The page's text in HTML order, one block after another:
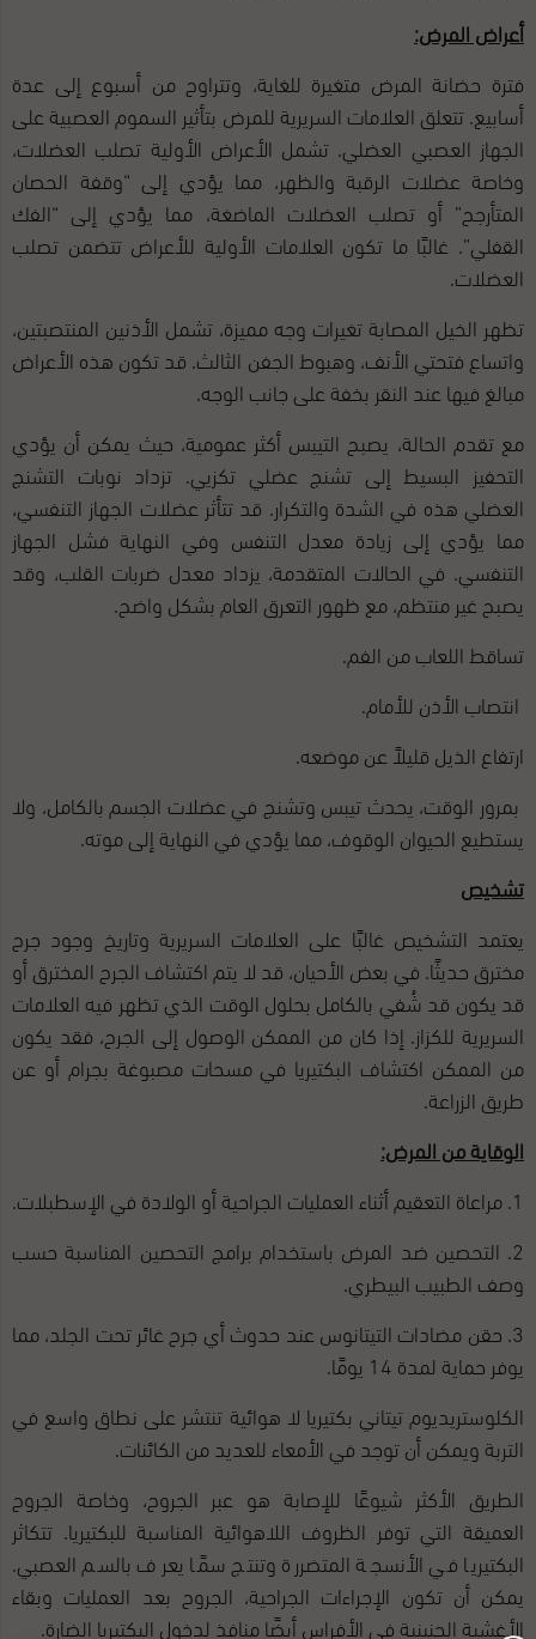
أعراض المرض:
فترة حضانة المرض متغيرة للغاية، وتتراوح من أسبوع إلى عدة
أسابيع. تتعلق العلامات السريرية للمرض بتأثير السموم العصبية على
الجهاز العصبي العضلي. تشمل الأعراض الأولية تصلب العضلات،
وخاصة عضلات الرقبة والظهر، مما يؤدي إلى “وقفة الحصان
المتأرجح” أو تصلب العضلات الماضغة، مما يؤدي إلى “الفك
القفلي”. غالبًا ما تكون العلامات الأولية للأعراض تتضمن تصلب
العضلات.
تظهر الخيل المصابة تغيرات وجه مميزة، تشمل الأذنين المنتصبتين،
واتساع فتحتي الأنف، وهبوط الجفن الثالث. قد تكون هذه الأعراض
مبالغ فيها عند النقر بخفة على جانب الوجه.
مع تقدم الحالة، يصبح التيبس أكثر عمومية، حيث يمكن أن يؤدي
التحفيز البسيط إلى تشنج عضلي تكزيي. تزداد نوبات التشنج
العضلي هذه في الشدة والتكرار. قد تتأثر عضلات الجهاز التنفسي،
مما يؤدي إلى زيادة معدل التنفس وفي النهاية فشل الجهاز
التنفسي. في الحالات المتقدمة، يزداد معدل ضربات القلب، وقد
يصبح غير منتظم، مع ظهور التعرق العام بشكل واضح.
تساقط اللعاب من الفم.
انتصاب الأذن للأمام.
ارتفاع الذيل قليلاً عن موضعه.
بمرور الوقت، يحدث تيبس وتشنج في عضلات الجسم بالكامل، ولا
يستطيع الحيوان الوقوف، مما يؤدي في النهاية إلى موته.
تشخيص
يعتمد التشخيص غالبًا على العلامات السريرية وتاريخ وجود جرح
مخترق حديثًا. في بعض الأحيان، قد لا يتم اكتشاف الجرح المخترق أو
قد يكون قد شُفي بالكامل بحلول الوقت الذي تظهر فيه العلامات
السريرية للكزاز. إذا كان من الممكن الوصول إلى الجرح، فقد يكون
من الممكن اكتشاف البكتيريا في مسحات مصبوغة بجرام أو عن
طريق الزراعة.
الوقاية من المرض:
1. مراعاة التعقيم أثناء العمليات الجراحية أو الولادة في الإسطبلات.
2. التحصين ضد المرض باستخدام برامج التحصين المناسبة حسب
وصف الطبيب البيطري.
3. حقن مضادات التيتانوس عند حدوث أي جرح غائر تحت الجلد، مما
يوفر حماية لمدة 14 يومًا.
الكلوستريديوم تيتاني بكتيريا لا هوائية تنتشر على نطاق واسع في
التربة ويمكن أن توجد في الأمعاء للعديد من الكائنات.
الطريق الأكثر شيوعًا للإصابة هو عبر الجروح، وخاصة الجروح
العميقة التي توفر الظروف اللاهوائية المناسبة للبكتيريا. تتكاثر
البكتيريا في الأنسجة المتضررة وتنتج سمًا يعرف بالسم العصبي.
يمكن أن تكون الإجراءات الجراحية، الجروح بعد العمليات وبقاء
الأغشية الجنينية في الأفراس أيضًا منافذ لدخول البكتيريا الضارة.